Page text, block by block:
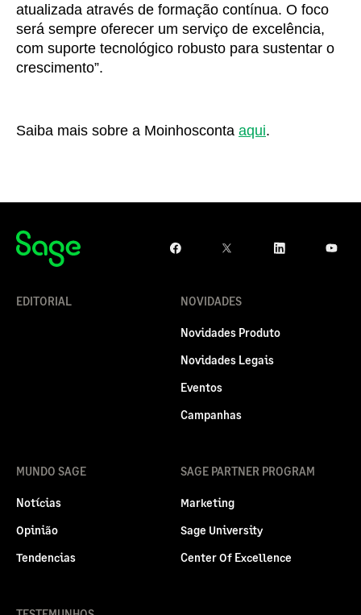
atualizada através de formação contínua. O foco
será sempre oferecer um serviço de excelência,
com suporte tecnológico robusto para sustentar o
crescimento”.
Saiba mais sobre a Moinhosconta aqui.
EDITORIAL NOVIDADES
Novidades Produto
Novidades Legais
Eventos
Campanhas
MUNDO SAGE
Notícias
Opinião
Tendencias
SAGE PARTNER PROGRAM
Marketing
Sage University
Center Of Excellence